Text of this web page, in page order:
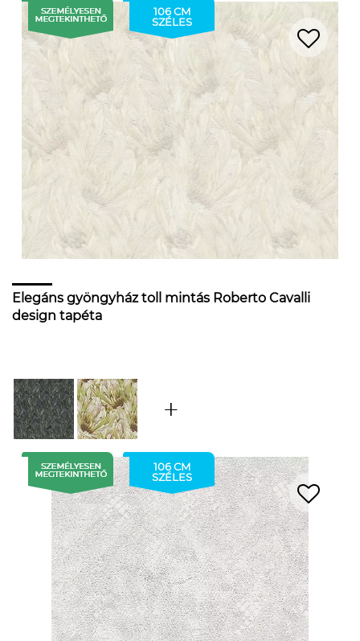
106 CM
SZÉLES
Elegáns gyöngyház toll mintás Roberto Cavalli
design tapéta
106 CM
SZÉLES